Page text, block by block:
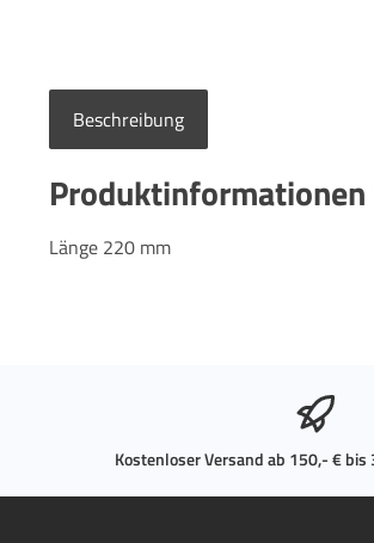
Beschreibung
Länge 220 mm
Kostenloser Versand ab 150,- € bis